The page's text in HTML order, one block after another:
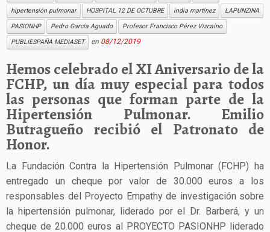
hipertensión pulmonar
HOSPITAL 12 DE OCTUBRE india martínez
LAPUNZINA
PASIONHP
Pedro García Aguado
Profesor Francisco Pérez Vizcaíno
PUBLIESPAÑA MEDIASET
en 08/12/2019
Hemos celebrado el XI Aniversario de la
FCHP, un día muy especial para todos
las personas que forman parte de la
Hipertensión Pulmonar. Emilio
Butragueño recibió el Patronato de
Honor.
La Fundación Contra la Hipertensión Pulmonar (FCHP) ha
entregado un cheque por valor de 30.000 euros a los
responsables del Proyecto Empathy de investigación sobre
la hipertensión pulmonar, liderado por el Dr. Barberá, y un
cheque de 20.000 euros al PROYECTO PASIONHP liderado